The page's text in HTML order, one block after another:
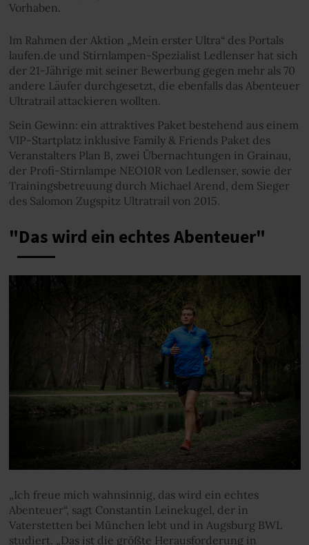
Vorhaben.
Im Rahmen der Aktion „Mein erster Ultra“ des Portals
laufen.de und Stirnlampen-Spezialist Ledlenser hat sich
der 21-Jährige mit seiner Bewerbung gegen mehr als 70
andere Läufer durchgesetzt, die ebenfalls das Abenteuer
Ultratrail attackieren wollten.
Sein Gewinn: ein attraktives Paket bestehend aus einem
VIP-Startplatz inklusive Family & Friends Paket des
Veranstalters Plan B, zwei Übernachtungen in Grainau,
der Profi-Stirnlampe NEO10R von Ledlenser, sowie der
Trainingsbetreuung durch Michael Arend, dem Sieger
des Salomon Zugspitz Ultratrail von 2015.
"Das wird ein echtes Abenteuer"
„Ich freue mich wahnsinnig, das wird ein echtes
Abenteuer“, sagt Constantin Leinekugel, der in
Vaterstetten bei München lebt und in Augsburg BWL
studiert. „Das ist die größte Herausforderung in